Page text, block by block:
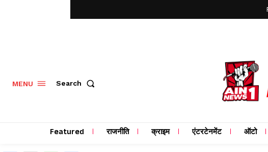
MENU Search
Featured राजनीति क्राइम एंटरटेनमेंट ऑटो